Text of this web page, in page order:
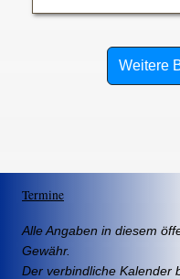
Weitere
Termine
Alle Angaben in diesem
Gewähr.
Der verbindliche Kalender